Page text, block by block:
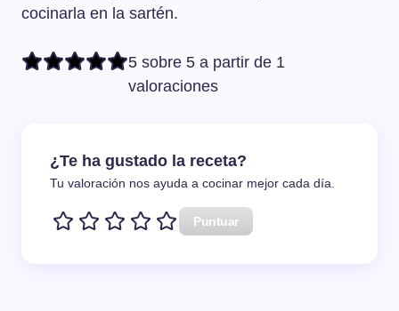
cocinarla en la sartén.
5 sobre 5 a partir de 1
valoraciones
¿Te ha gustado la receta?
Tu valoración nos ayuda a cocinar mejor cada día.
Puntuar